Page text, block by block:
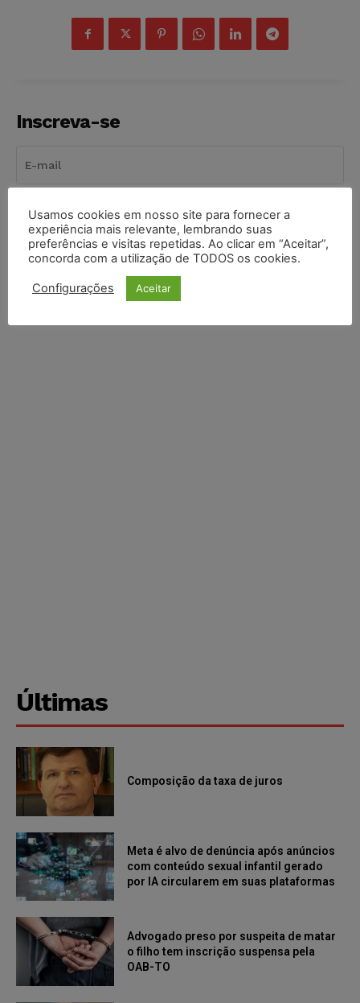
Inscreva-se
INSCREVER
Li e aceito a Política de Privacidade.
Últimas
Composição da taxa de juros
Meta é alvo de denúncia após anúncios
com conteúdo sexual infantil gerado
por IA circularem em suas plataformas
Advogado preso por suspeita de matar
o filho tem inscrição suspensa pela
OAB-TO
Usamos cookies em nosso site para fornecer a
experiência mais relevante, lembrando suas
preferências e visitas repetidas. Ao clicar em “Aceitar”,
concorda com a utilização de TODOS os cookies.
Configurações Aceitar